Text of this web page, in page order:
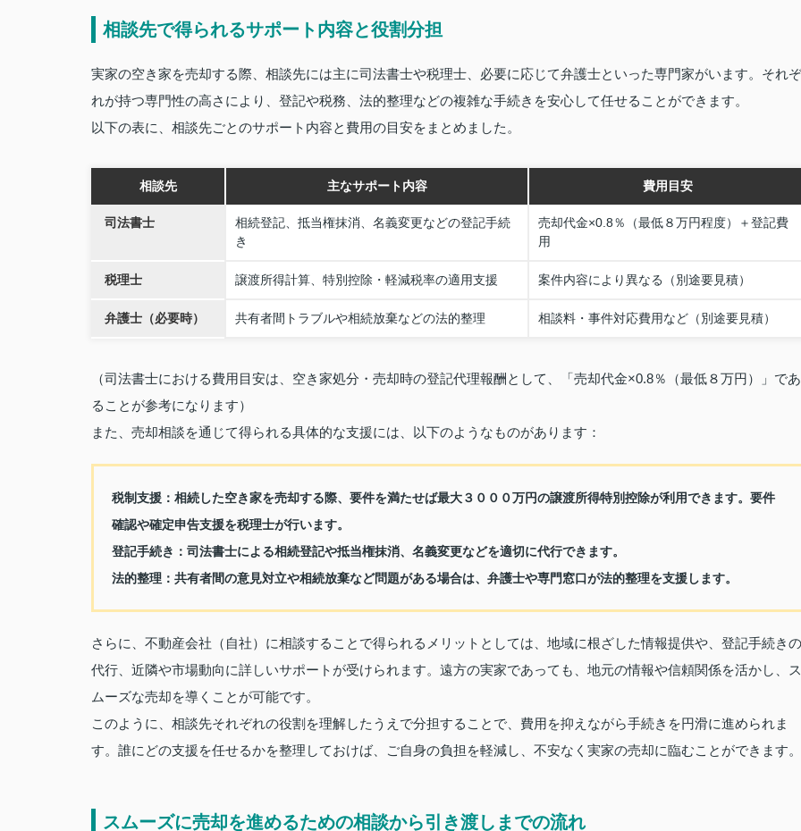
相談先で得られるサポート内容と役割分担
実家の空き家を売却する際、相談先には主に司法書士や税理士、必要に応じて弁護士といった専門家がいます。それぞ
れが持つ専門性の高さにより、登記や税務、法的整理などの複雑な手続きを安心して任せることができます。
以下の表に、相談先ごとのサポート内容と費用の目安をまとめました。
相談先 主なサポート内容 費用目安
司法書士
相続登記、抵当権抹消、名義変更などの登記手続
き
売却代金×0.8％（最低８万円程度）＋登記費
用
税理士 譲渡所得計算、特別控除・軽減税率の適用支援 案件内容により異なる（別途要見積）
弁護士（必要時） 共有者間トラブルや相続放棄などの法的整理 相談料・事件対応費用など（別途要見積）
（司法書士における費用目安は、空き家処分・売却時の登記代理報酬として、「売却代金×0.8％（最低８万円）」であ
ることが参考になります）
また、売却相談を通じて得られる具体的な支援には、以下のようなものがあります：
税制支援：相続した空き家を売却する際、要件を満たせば最大３０００万円の譲渡所得特別控除が利用できます。要件
確認や確定申告支援を税理士が行います。
登記手続き：司法書士による相続登記や抵当権抹消、名義変更などを適切に代行できます。
法的整理：共有者間の意見対立や相続放棄など問題がある場合は、弁護士や専門窓口が法的整理を支援します。
さらに、不動産会社（自社）に相談することで得られるメリットとしては、地域に根ざした情報提供や、登記手続きの
代行、近隣や市場動向に詳しいサポートが受けられます。遠方の実家であっても、地元の情報や信頼関係を活かし、ス
ムーズな売却を導くことが可能です。
このように、相談先それぞれの役割を理解したうえで分担することで、費用を抑えながら手続きを円滑に進められま
す。誰にどの支援を任せるかを整理しておけば、ご自身の負担を軽減し、不安なく実家の売却に臨むことができます。
スムーズに売却を進めるための相談から引き渡しまでの流れ